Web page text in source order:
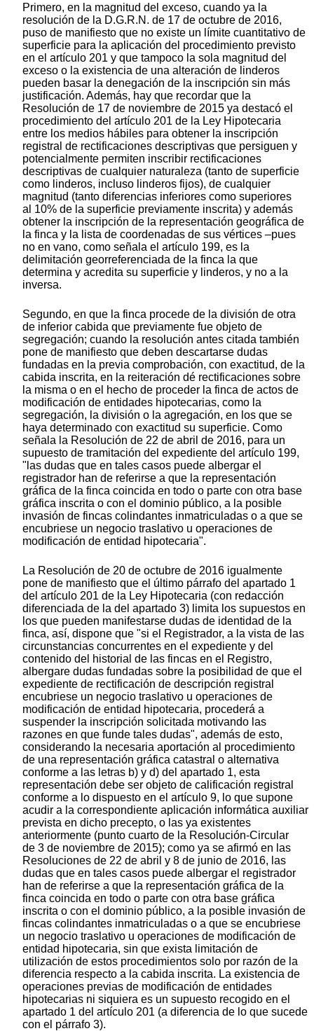
Primero, en la magnitud del exceso, cuando ya la
resolución de la D.G.R.N. de 17 de octubre de 2016,
puso de manifiesto que no existe un límite cuantitativo de
superficie para la aplicación del procedimiento previsto
en el artículo 201 y que tampoco la sola magnitud del
exceso o la existencia de una alteración de linderos
pueden basar la denegación de la inscripción sin más
justificación. Además, hay que recordar que la
Resolución de 17 de noviembre de 2015 ya destacó el
procedimiento del artículo 201 de la Ley Hipotecaria
entre los medios hábiles para obtener la inscripción
registral de rectificaciones descriptivas que persiguen y
potencialmente permiten inscribir rectificaciones
descriptivas de cualquier naturaleza (tanto de superficie
como linderos, incluso linderos fijos), de cualquier
magnitud (tanto diferencias inferiores como superiores
al 10% de la superficie previamente inscrita) y además
obtener la inscripción de la representación geográfica de
la finca y la lista de coordenadas de sus vértices –pues
no en vano, como señala el artículo 199, es la
delimitación georreferenciada de la finca la que
determina y acredita su superficie y linderos, y no a la
inversa.
Segundo, en que la finca procede de la división de otra
de inferior cabida que previamente fue objeto de
segregación; cuando la resolución antes citada también
pone de manifiesto que deben descartarse dudas
fundadas en la previa comprobación, con exactitud, de la
cabida inscrita, en la reiteración dé rectificaciones sobre
la misma o en el hecho de proceder la finca de actos de
modificación de entidades hipotecarias, como la
segregación, la división o la agregación, en los que se
haya determinado con exactitud su superficie. Como
señala la Resolución de 22 de abril de 2016, para un
supuesto de tramitación del expediente del artículo 199,
"las dudas que en tales casos puede albergar el
registrador han de referirse a que la representación
gráfica de la finca coincida en todo o parte con otra base
gráfica inscrita o con el dominio público, a la posible
invasión de fincas colindantes inmatriculadas o a que se
encubriese un negocio traslativo u operaciones de
modificación de entidad hipotecaria".
La Resolución de 20 de octubre de 2016 igualmente
pone de manifiesto que el último párrafo del apartado 1
del artículo 201 de la Ley Hipotecaria (con redacción
diferenciada de la del apartado 3) limita los supuestos en
los que pueden manifestarse dudas de identidad de la
finca, así, dispone que "si el Registrador, a la vista de las
circunstancias concurrentes en el expediente y del
contenido del historial de las fincas en el Registro,
albergare dudas fundadas sobre la posibilidad de que el
expediente de rectificación de descripción registral
encubriese un negocio traslativo u operaciones de
modificación de entidad hipotecaria, procederá a
suspender la inscripción solicitada motivando las
razones en que funde tales dudas", además de esto,
considerando la necesaria aportación al procedimiento
de una representación gráfica catastral o alternativa
conforme a las letras b) y d) del apartado 1, esta
representación debe ser objeto de calificación registral
conforme a lo dispuesto en el artículo 9, lo que supone
acudir a la correspondiente aplicación informática auxiliar
prevista en dicho precepto, o las ya existentes
anteriormente (punto cuarto de la Resolución-Circular
de 3 de noviembre de 2015); como ya se afirmó en las
Resoluciones de 22 de abril y 8 de junio de 2016, las
dudas que en tales casos puede albergar el registrador
han de referirse a que la representación gráfica de la
finca coincida en todo o parte con otra base gráfica
inscrita o con el dominio público, a la posible invasión de
fincas colindantes inmatriculadas o a que se encubriese
un negocio traslativo u operaciones de modificación de
entidad hipotecaria, sin que exista limitación de
utilización de estos procedimientos solo por razón de la
diferencia respecto a la cabida inscrita. La existencia de
operaciones previas de modificación de entidades
hipotecarias ni siquiera es un supuesto recogido en el
apartado 1 del artículo 201 (a diferencia de lo que sucede
con el párrafo 3).